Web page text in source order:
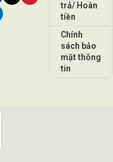
trả/ Hoàn
tiền
Chính
sách bảo
mật thông
tin